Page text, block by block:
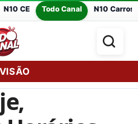
N10 CE Todo Canal N10 Carros